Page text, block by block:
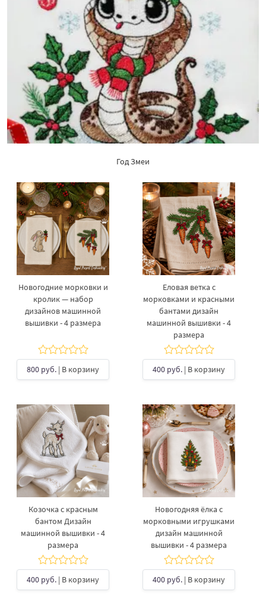
Год Змеи
Новогодние морковки и
кролик — набор
дизайнов машинной
вышивки - 4 размера
800 руб. | В корзину
Еловая ветка с
морковками и красными
бантами дизайн
машинной вышивки - 4
размера
400 руб. | В корзину
Козочка с красным
бантом Дизайн
машинной вышивки - 4
размера
400 руб. | В корзину
Новогодняя ёлка с
морковными игрушками
дизайн машинной
вышивки - 4 размера
400 руб. | В корзину